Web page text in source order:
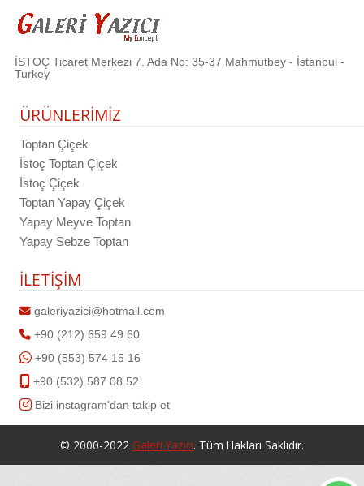
İSTOÇ Ticaret Merkezi 7. Ada No: 35-37 Mahmutbey - İstanbul -
Turkey
ÜRÜNLERİMİZ
Toptan Çiçek
İstoç Toptan Çiçek
İstoç Çiçek
Toptan Yapay Çiçek
Yapay Meyve Toptan
Yapay Sebze Toptan
İLETİŞİM
galeriyazici@hotmail.com
+90 (212) 659 49 60
+90 (553) 574 15 16
+90 (532) 587 08 52
Bizi instagram'dan takip et
© 2000-2022 Galeri Yazıcı. Tüm Hakları Saklıdır.